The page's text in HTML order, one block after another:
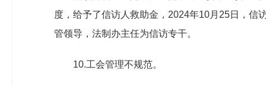
度，给予了信访人救助金，2024年10月25日，信
管领导，法制办主任为信访专干。
10.工会管理不规范。